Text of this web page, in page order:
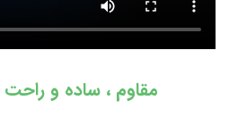
مقاوم ، ساده و راحت